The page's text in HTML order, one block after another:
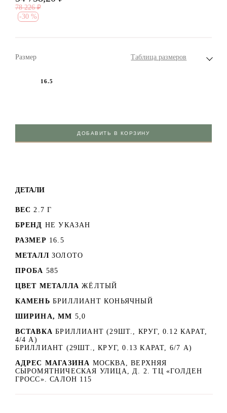
78 226 ₽
-30 %
Размер Таблица размеров
16.5
ДОБАВИТЬ В КОРЗИНУ
ДЕТАЛИ
ВЕС 2.7 Г
БРЕНД НЕ УКАЗАН
РАЗМЕР 16.5
МЕТАЛЛ ЗОЛОТО
ПРОБА 585
ЦВЕТ МЕТАЛЛА ЖЁЛТЫЙ
КАМЕНЬ БРИЛЛИАНТ КОНЬЯЧНЫЙ
ШИРИНА, ММ 5,0
ВСТАВКА БРИЛЛИАНТ (29ШТ., КРУГ, 0.12 КАРАТ,
4/4 А)
БРИЛЛИАНТ (29ШТ., КРУГ, 0.13 КАРАТ, 6/7 A)
АДРЕС МАГАЗИНА МОСКВА, ВЕРХНЯЯ
СЫРОМЯТНИЧЕСКАЯ УЛИЦА, Д. 2. ТЦ «ГОЛДЕН
ГРОСС». САЛОН 115